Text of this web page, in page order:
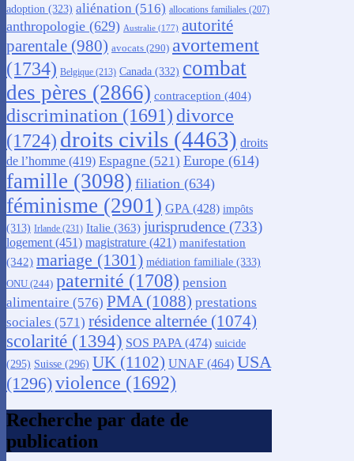
adoption (323) aliénation (516) allocations familiales (207)
anthropologie (629) Australie (177) autorité
parentale (980) avocats (290) avortement
(1734) Belgique (213) Canada (332) combat
des pères (2866) contraception (404)
discrimination (1691) divorce
(1724) droits civils (4463) droits
de l’homme (419) Espagne (521) Europe (614)
famille (3098) filiation (634)
féminisme (2901) GPA (428) impôts
(313) Irlande (231) Italie (363) jurisprudence (733)
logement (451) magistrature (421) manifestation
(342) mariage (1301) médiation familiale (333)
ONU (244) paternité (1708) pension
alimentaire (576) PMA(1088) prestations
sociales (571) résidence alternée (1074)
scolarité (1394) SOS PAPA(474) suicide
(295) Suisse (296) UK (1102) UNAF (464) USA
(1296)violence (1692)
Recherche par date de
publication